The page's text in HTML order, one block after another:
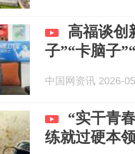
高福谈创
子”“卡脑子
中国网资讯 2026-
“实干青
练就过硬本